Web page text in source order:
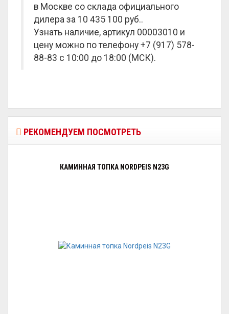
в Москве со склада официального
дилера за 10 435 100 руб..
Узнать наличие, артикул 00003010 и
цену можно по телефону +7 (917) 578-
88-83 с 10:00 до 18:00 (МСК).
РЕКОМЕНДУЕМ ПОСМОТРЕТЬ
КАМИННАЯ ТОПКА NORDPEIS N23G